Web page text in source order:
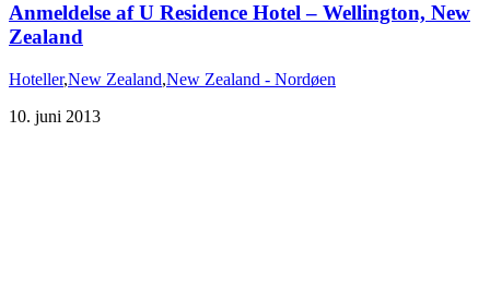
Anmeldelse af U Residence Hotel – Wellington, New
Zealand
Hoteller,New Zealand,New Zealand - Nordøen
10. juni 2013